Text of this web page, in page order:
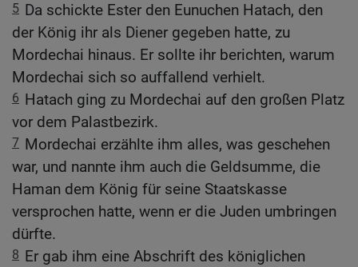
5 Da schickte Ester den Eunuchen Hatach, den
der König ihr als Diener gegeben hatte, zu
Mordechai hinaus. Er sollte ihr berichten, warum
Mordechai sich so auffallend verhielt.
6 Hatach ging zu Mordechai auf den großen Platz
vor dem Palastbezirk.
7 Mordechai erzählte ihm alles, was geschehen
war, und nannte ihm auch die Geldsumme, die
Haman dem König für seine Staatskasse
versprochen hatte, wenn er die Juden umbringen
dürfte.
8 Er gab ihm eine Abschrift des königlichen